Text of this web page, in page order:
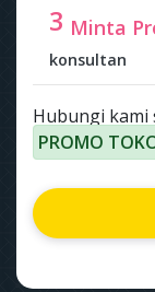
3 Minta
konsultan
Hubungi kami
PROMO